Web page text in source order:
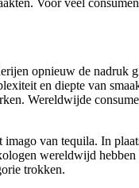
opnieuw de
en diepte van
Wereldwijde
van tequila. In
wereldwijd
trokken.